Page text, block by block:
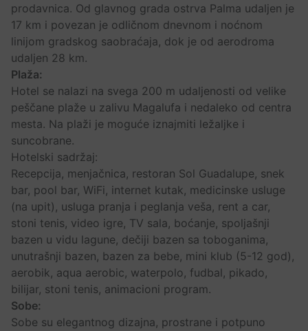
prodavnica. Od glavnog grada ostrva Palma udaljen je
17 km i povezan je odličnom dnevnom i noćnom
linijom gradskog saobraćaja, dok je od aerodroma
udaljen 28 km.
Plaža:
Hotel se nalazi na svega 200 m udaljenosti od velike
peščane plaže u zalivu Magalufa i nedaleko od centra
mesta. Na plaži je moguće iznajmiti ležaljke i
suncobrane.
Hotelski sadržaj:
Recepcija, menjačnica, restoran Sol Guadalupe, snek
bar, pool bar, WiFi, internet kutak, medicinske usluge
(na upit), usluga pranja i peglanja veša, rent a car,
stoni tenis, video igre, TV sala, boćanje, spoljašnji
bazen u vidu lagune, dečiji bazen sa toboganima,
unutrašnji bazen, bazen za bebe, mini klub (5-12 god),
aerobik, aqua aerobic, waterpolo, fudbal, pikado,
bilijar, stoni tenis, animacioni program.
Sobe:
Sobe su elegantnog dizajna, prostrane i potpuno